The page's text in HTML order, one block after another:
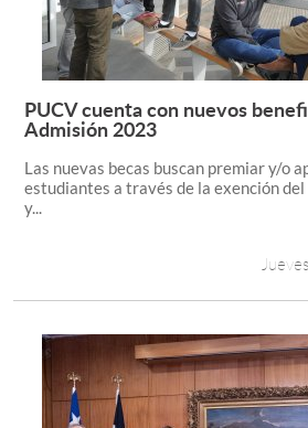
PUCV cuenta con nuevos
Admisión 2023
Las nuevas becas buscan premiar y/o
estudiantes a través de la exención
y...